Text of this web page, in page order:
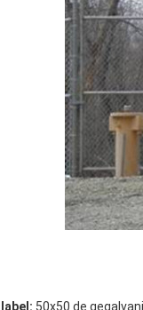
label: 50x50 de